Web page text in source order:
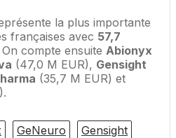
la plus importante
françaises avec 57,7
On compte ensuite Abionyx
(47,0 M EUR), Gensight
(35,7 M EUR) et
GeNeuro
Gensight